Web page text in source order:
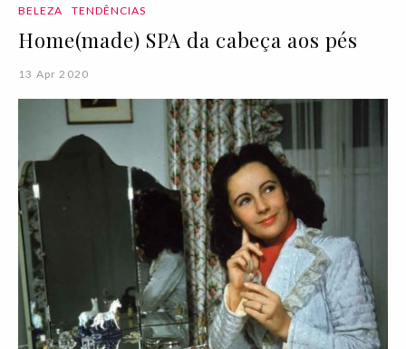
BELEZA TENDÊNCIAS
Home(made) SPA da cabeça aos pés
13 Apr 2020